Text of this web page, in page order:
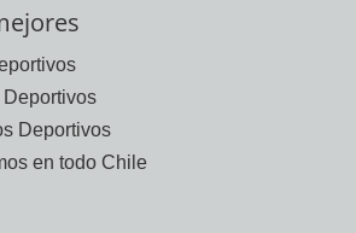
Deportivos
en todo Chile